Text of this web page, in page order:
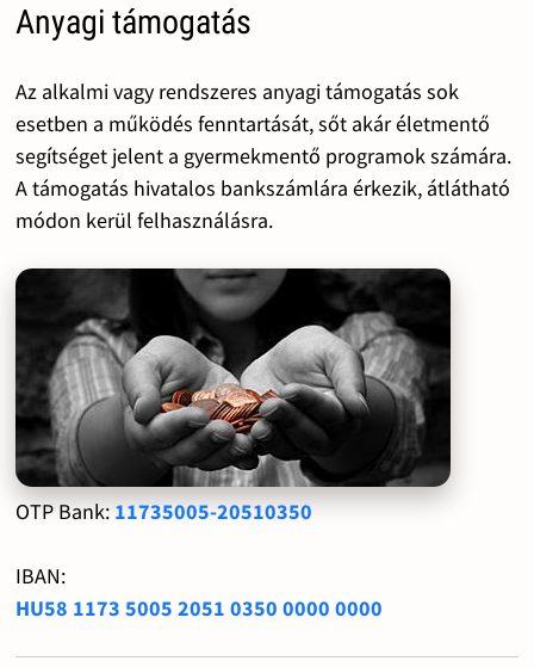
Anyagi támogatás
Az alkalmi vagy rendszeres anyagi támogatás sok
esetben a működés fenntartását, sőt akár életmentő
segítséget jelent a gyermekmentő programok számára.
A támogatás hivatalos bankszámlára érkezik, átlátható
módon kerül felhasználásra.
OTP Bank: 11735005-20510350
IBAN:
HU58 1173 5005 2051 0350 0000 0000